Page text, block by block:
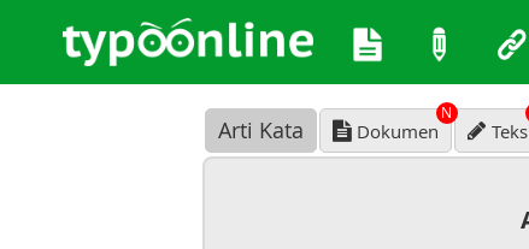
Arti Kata Dokumen
N
Teks